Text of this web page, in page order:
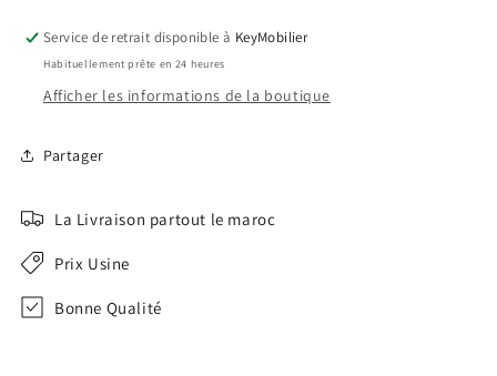
A0929
A0929
Service de retrait disponible à KeyMobilier
Habituellement prête en 24 heures
Afficher les informations de la boutique
Partager
La Livraison partout le maroc
Prix Usine
Bonne Qualité